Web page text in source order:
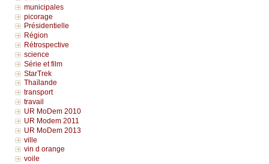
municipales
picorage
Présidentielle
Région
Rétrospective
science
Série et film
StarTrek
Thaïlande
transport
travail
UR MoDem 2010
UR Modem 2011
UR MoDem 2013
ville
vin d orange
voile